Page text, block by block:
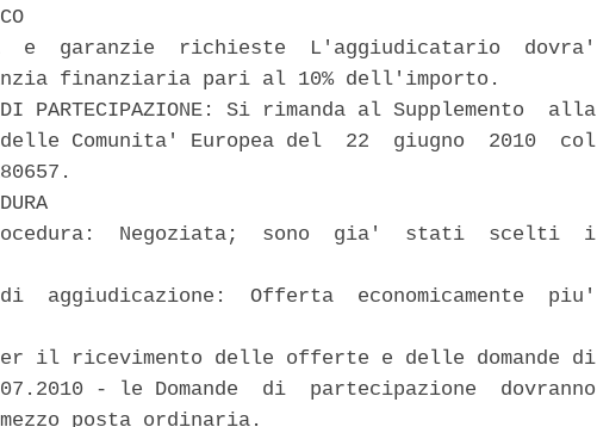
e  garanzie  richieste  L'aggiudicatario  dovra'
finanziaria pari al 10% dell'importo.
PARTECIPAZIONE: Si rimanda al Supplemento  alla
Comunita' Europea del  22  giugno  2010  col
Negoziata;  sono  gia'  stati  scelti  i
aggiudicazione:  Offerta  economicamente  piu'
il ricevimento delle offerte e delle domande di
- le Domande  di  partecipazione  dovranno
posta ordinaria.